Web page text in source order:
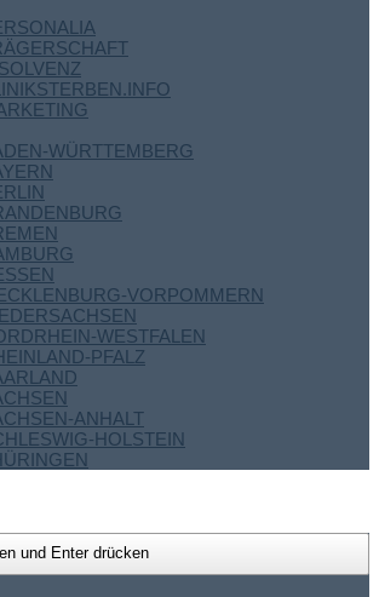
WÜRTTEMBERG
VORPOMMERN
WESTFALEN
PFALZ
ANHALT
HOLSTEIN